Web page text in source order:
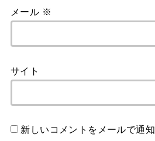
メール ※
サイト
新しいコメントをメールで通知